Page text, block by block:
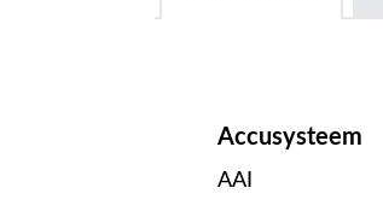
Accusysteem
AAI